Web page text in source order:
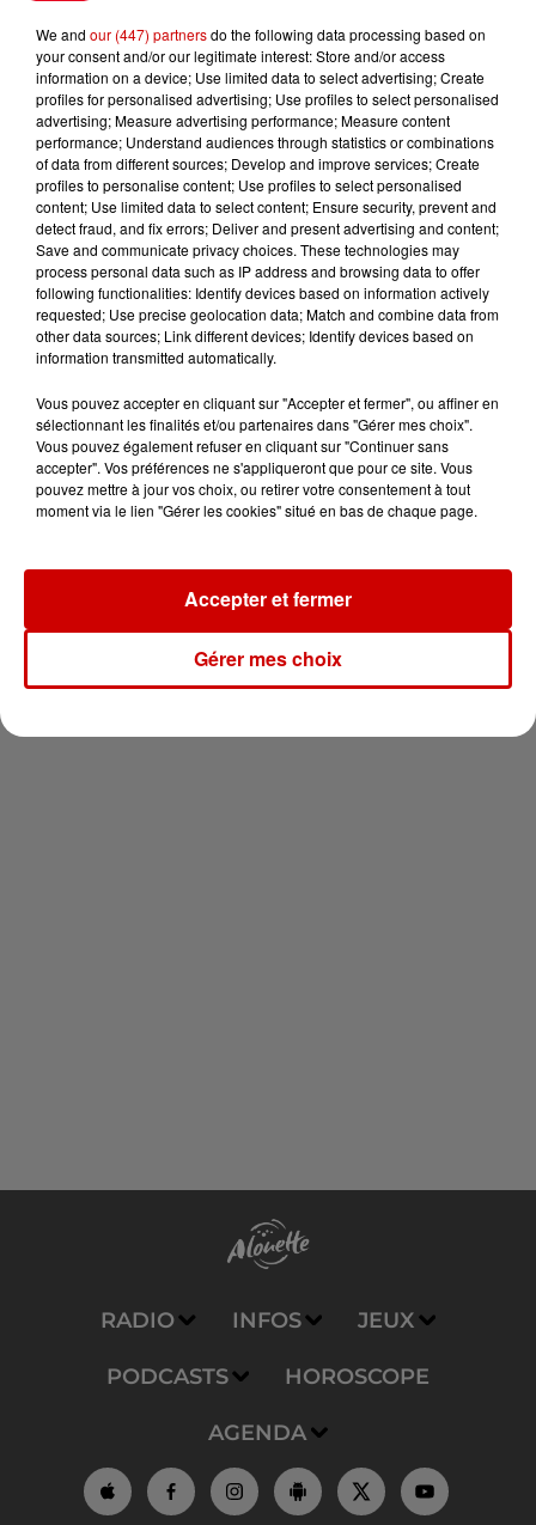
Le Duel - Gagnez vos entrées
pour l'un des zoos de nos
régions !
Destination Vacances - Gagnez
votre séjour en famille au cœur
de la...
Destination Vacances : inscrivez-
vous !
Newsletter
RADIO INFOS JEUX
PODCASTS HOROSCOPE
AGENDA
We and our (447) partnersdo the following data processing based on
your consent and/or our legitimate interest: Store and/or access
information on a device; Use limited data to select advertising; Create
profiles for personalised advertising; Use profiles to select personalised
advertising; Measure advertising performance; Measure content
performance; Understand audiences through statistics or combinations
of data from different sources; Develop and improve services; Create
profiles to personalise content; Use profiles to select personalised
content; Use limited data to select content; Ensure security, prevent and
detect fraud, and fix errors; Deliver and present advertising and content;
Save and communicate privacy choices. These technologies may
process personal data such as IP address and browsing data to offer
following functionalities: Identify devices based on information actively
requested; Use precise geolocation data; Match and combine data from
other data sources; Link different devices; Identify devices based on
information transmitted automatically.
Vous pouvez accepter en cliquant sur "Accepter et fermer", ou affiner en
sélectionnant les finalités et/ou partenaires dans "Gérer mes choix".
Vous pouvez également refuser en cliquant sur "Continuer sans
accepter". Vos préférences ne s'appliqueront que pour ce site. Vous
pouvez mettre à jour vos choix, ou retirer votre consentement à tout
moment via le lien "Gérer les cookies" situé en bas de chaque page.
Gérer mes choix
Accepter et fermer